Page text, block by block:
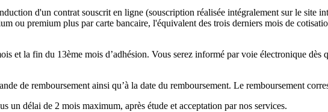
d'un contrat souscrit en ligne (souscription réalisée intégralement sur le site
ou premium plus par carte bancaire, l'équivalent des trois derniers mois de
et la fin du 13ème mois d’adhésion. Vous serez informé par voie électronique dès
de remboursement ainsi qu’à la date du remboursement. Le remboursement
un délai de 2 mois maximum, après étude et acceptation par nos services.